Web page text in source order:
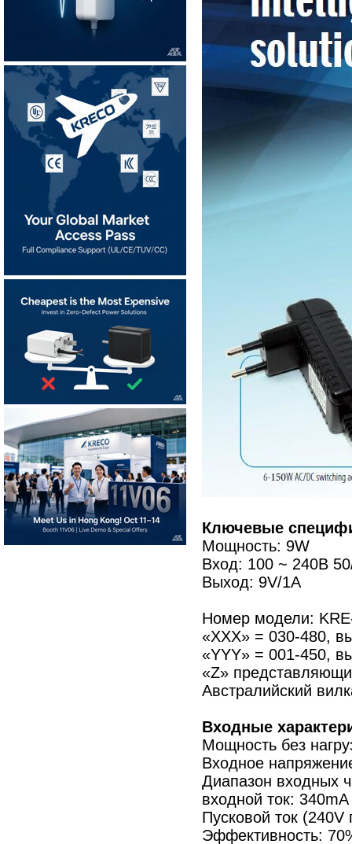
Ключевые
Мощность: 9W
Вход: 100 ~ 240В
Выход: 9V/1A
Номер модели:
«XXX» = 030-480,
«YYY» = 001-450,
«Z»
Австралийский
Входные
Мощность без
Входное
Диапазон входных
входной ток:
Пусковой ток
Эффективность: